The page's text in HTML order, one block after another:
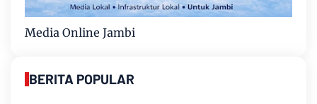
Media Online Jambi
BERITA POPULAR